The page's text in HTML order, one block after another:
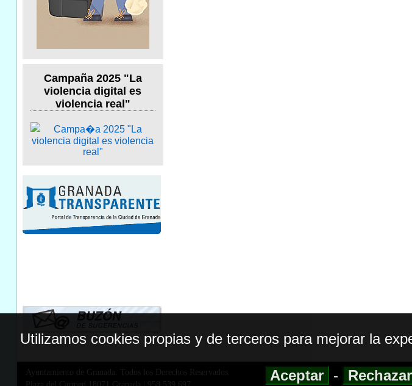
Campaña 2025 "La
violencia digital es
violencia real"
Ayuntamiento de Granada. Todos los Derechos Reservados.
Utilizamos cookies propias y de terceros para mejorar la
Aceptar - Rechazar